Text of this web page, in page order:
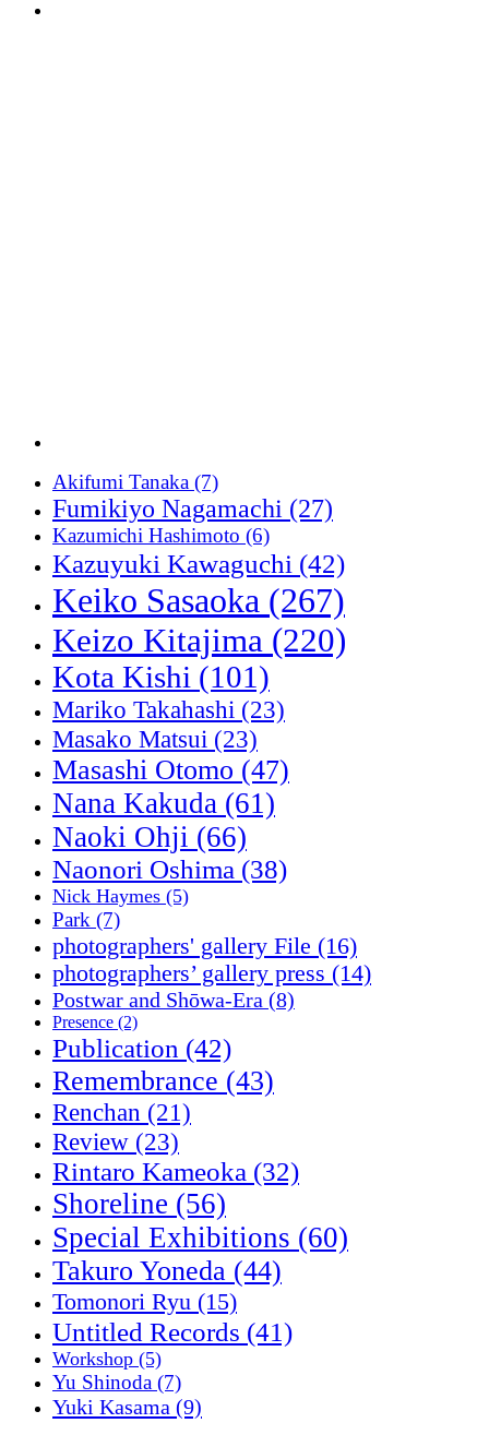
Akifumi Tanaka (7)
Fumikiyo Nagamachi (27)
Kazumichi Hashimoto (6)
Kazuyuki Kawaguchi (42)
Keiko Sasaoka (267)
Keizo Kitajima (220)
Kota Kishi (101)
Mariko Takahashi (23)
Masako Matsui (23)
Masashi Otomo (47)
Nana Kakuda (61)
Naoki Ohji (66)
Naonori Oshima (38)
Nick Haymes (5)
Park (7)
photographers' gallery File (16)
photographers’ gallery press (14)
Postwar and Shōwa-Era (8)
Presence (2)
Publication (42)
Remembrance (43)
Renchan (21)
Review (23)
Rintaro Kameoka (32)
Shoreline (56)
Special Exhibitions (60)
Takuro Yoneda (44)
Tomonori Ryu (15)
Untitled Records (41)
Workshop (5)
Yu Shinoda (7)
Yuki Kasama (9)